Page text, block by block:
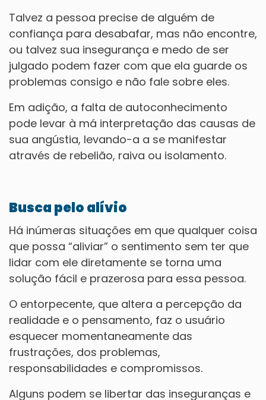
Talvez a pessoa precise de alguém de
confiança para desabafar, mas não encontre,
ou talvez sua insegurança e medo de ser
julgado podem fazer com que ela guarde os
problemas consigo e não fale sobre eles.
Em adição, a falta de autoconhecimento
pode levar à má interpretação das causas de
sua angústia, levando-a a se manifestar
através de rebelião, raiva ou isolamento.
Busca pelo alívio
Há inúmeras situações em que qualquer coisa
que possa “aliviar” o sentimento sem ter que
lidar com ele diretamente se torna uma
solução fácil e prazerosa para essa pessoa.
O entorpecente, que altera a percepção da
realidade e o pensamento, faz o usuário
esquecer momentaneamente das
frustrações, dos problemas,
responsabilidades e compromissos.
Alguns podem se libertar das inseguranças e